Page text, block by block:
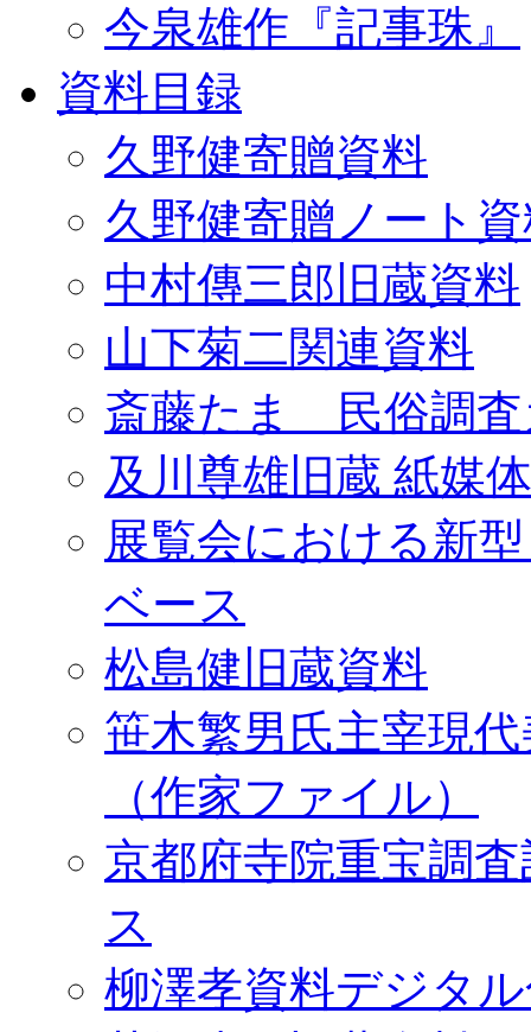
今泉雄作『記事珠』
資料目録
久野健寄贈資料
久野健寄贈ノート
中村傳三郎旧蔵資料
山下菊二関連資料
斎藤たま 民俗調査
及川尊雄旧蔵 紙媒
展覧会における新
ベース
松島健旧蔵資料
笹木繁男氏主宰現
（作家ファイル）
京都府寺院重宝調
ス
柳澤孝資料デジタ